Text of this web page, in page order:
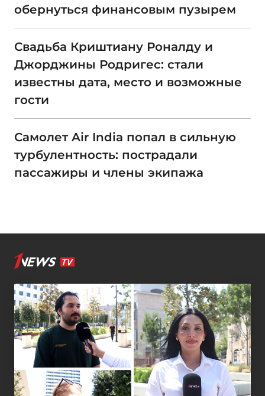
обернуться финансовым пузырем
Свадьба Криштиану Роналду и
Джорджины Родригес: стали
известны дата, место и возможные
гости
Самолет Air India попал в сильную
турбулентность: пострадали
пассажиры и члены экипажа